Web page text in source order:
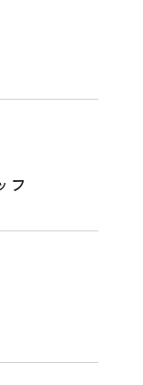
フ